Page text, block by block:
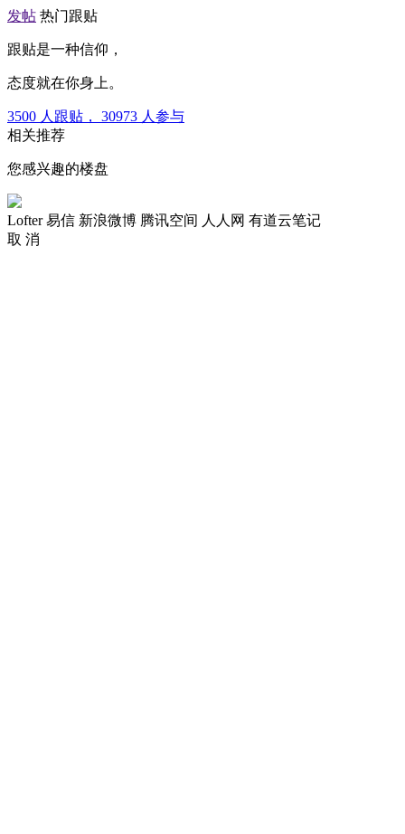
发帖 热门跟贴
跟贴是一种信仰，
态度就在你身上。
3500 人跟贴， 30973 人参与
相关推荐
您感兴趣的楼盘
Lofter 易信 新浪微博 腾讯空间 人人网 有道云笔记
取 消